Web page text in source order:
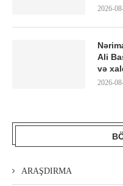
2026-
Ali
və
2026-
ARAŞDIRMA